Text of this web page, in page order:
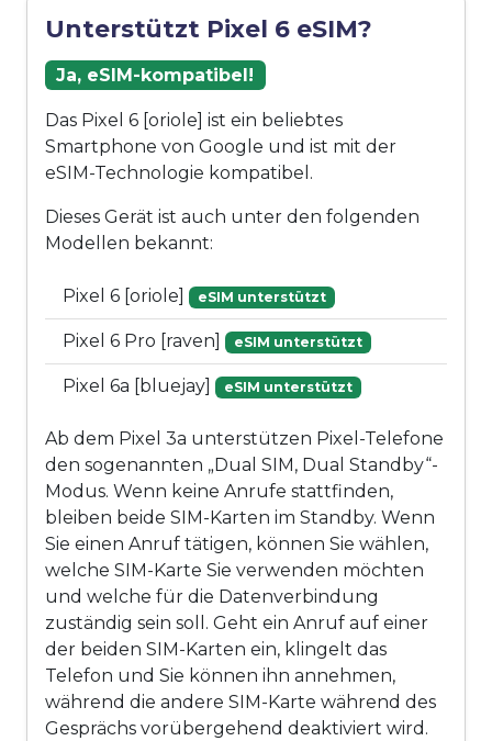
Unterstützt Pixel 6 eSIM?
Ja, eSIM-kompatibel!
Das Pixel 6 [oriole] ist ein beliebtes
Smartphone von Google und ist mit der
eSIM-Technologie kompatibel.
Dieses Gerät ist auch unter den folgenden
Modellen bekannt:
Pixel 6 [oriole] eSIM unterstützt
Pixel 6 Pro [raven] eSIM unterstützt
Pixel 6a [bluejay] eSIM unterstützt
Ab dem Pixel 3a unterstützen Pixel-Telefone
den sogenannten „Dual SIM, Dual Standby“-
Modus. Wenn keine Anrufe stattfinden,
bleiben beide SIM-Karten im Standby. Wenn
Sie einen Anruf tätigen, können Sie wählen,
welche SIM-Karte Sie verwenden möchten
und welche für die Datenverbindung
zuständig sein soll. Geht ein Anruf auf einer
der beiden SIM-Karten ein, klingelt das
Telefon und Sie können ihn annehmen,
während die andere SIM-Karte während des
Gesprächs vorübergehend deaktiviert wird.